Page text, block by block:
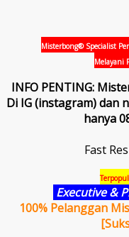
Misterbong® Specialist
Melayani
INFO PENTING:
Di IG (instagram) dan
hanya
Fast
Executive &
100% Pelanggan